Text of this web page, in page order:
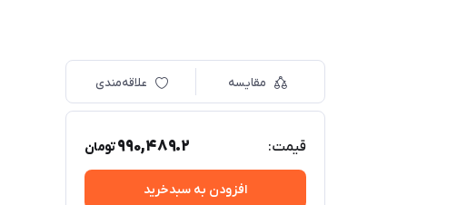
مقایسه علاقه‌مندی
قیمت: 990,489.2تومان
افزودن به سبدخرید